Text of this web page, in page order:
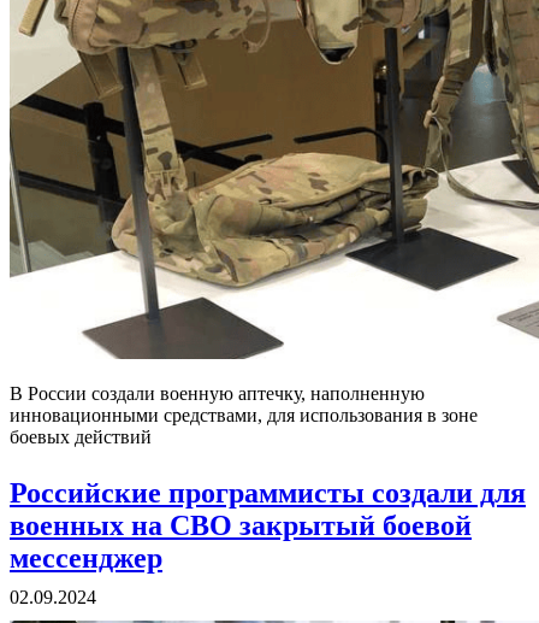
В России создали военную аптечку, наполненную
инновационными средствами, для использования в зоне
боевых действий
Российские программисты создали для
военных на СВО закрытый боевой
мессенджер
02.09.2024